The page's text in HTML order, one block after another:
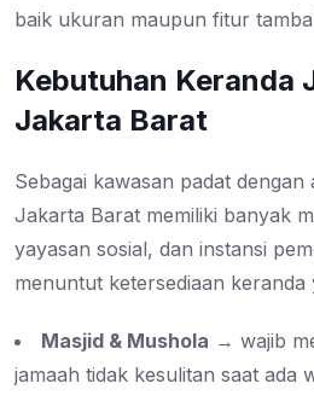
baik ukuran maupun fitur
Kebutuhan Keranda
Jakarta Barat
Sebagai kawasan padat dengan
Jakarta Barat memiliki banyak
yayasan sosial, dan instansi
menuntut ketersediaan keranda
Masjid & Mushola → wajib
jamaah tidak kesulitan saat ada